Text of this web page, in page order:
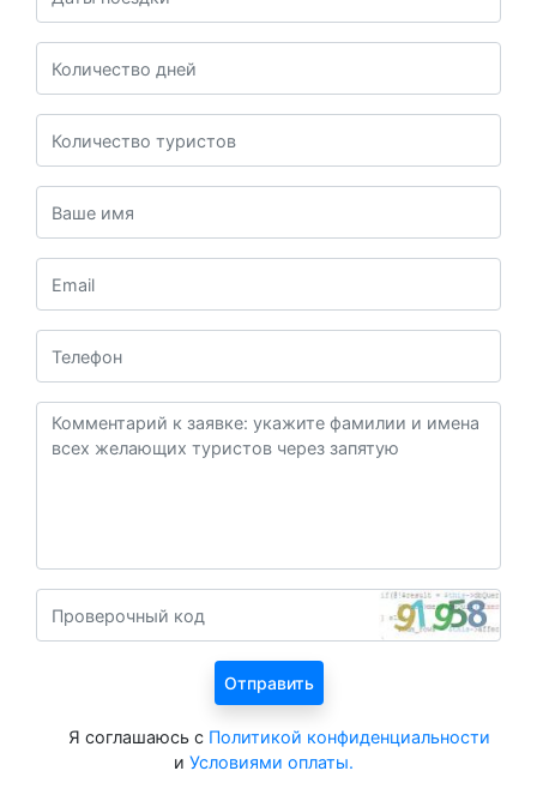
Я соглашаюсь с Политикой конфиденциальности
и Условиями оплаты.